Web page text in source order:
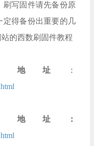
刷写固件请先备份原
定得备份出重要的几
的西数刷固件教程
地址
：
地址：